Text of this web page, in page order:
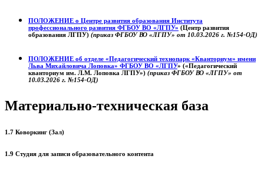
ПОЛОЖЕНИЕ о Центре развития образования Института
профессионального развития ФГБОУ ВО «ЛГПУ» (Центр развития
образования ЛГПУ) (приказ ФГБОУ ВО «ЛГПУ» от 10.03.2026 г. №154-ОД)
ПОЛОЖЕНИЕ об отделе «Педагогический технопарк «Кванториум» имени
Льва Михайловича Лоповка» ФГБОУ ВО «ЛГПУ» («Педагогический
кванториум им. Л.М. Лоповка ЛГПУ») (приказ ФГБОУ ВО «ЛГПУ» от
10.03.2026 г. №154-ОД)
Материально-техническая база
1.7 Коворкинг (Зал)
1.9 Студия для записи образовательного контента